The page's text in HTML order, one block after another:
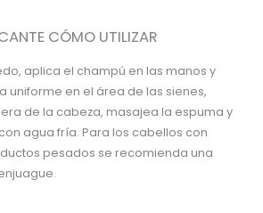
CÓMO UTILIZAR
aplica el champú en las manos y
uniforme en el área de las sienes,
de la cabeza, masajea la espuma y
agua fría. Para los cabellos con
pesados se recomienda una